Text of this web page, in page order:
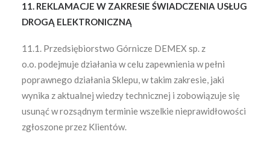
11. REKLAMACJE W ZAKRESIE ŚWIADCZENIA USŁUG
DROGĄ ELEKTRONICZNĄ
11.1. Przedsiębiorstwo Górnicze DEMEX sp. z
o.o. podejmuje działania w celu zapewnienia w pełni
poprawnego działania Sklepu, w takim zakresie, jaki
wynika z aktualnej wiedzy technicznej i zobowiązuje się
usunąć w rozsądnym terminie wszelkie nieprawidłowości
zgłoszone przez Klientów.